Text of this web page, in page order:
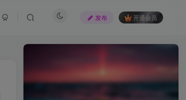
发布 开通会员